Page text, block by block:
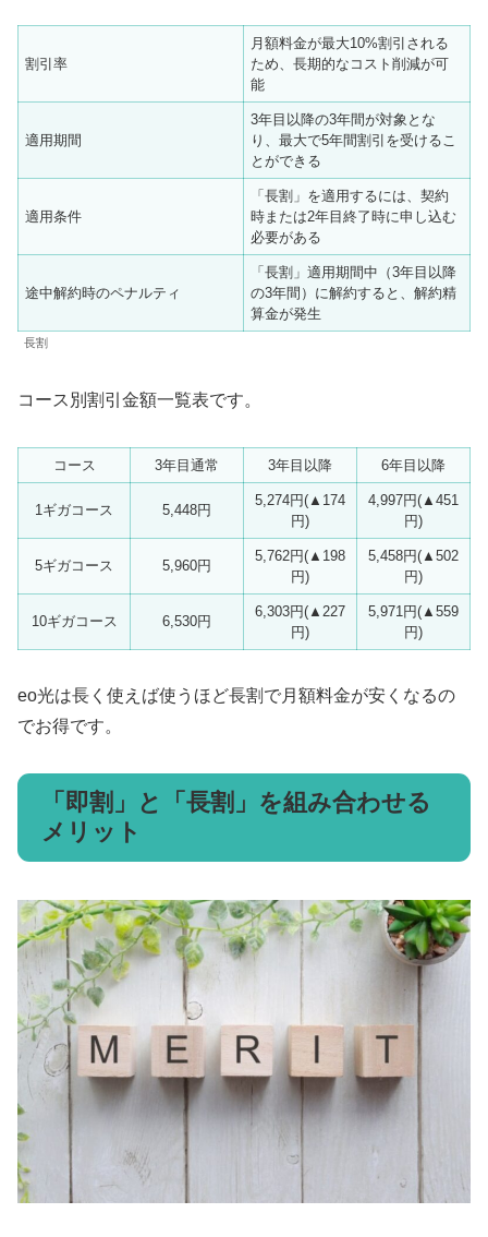
割引率
月額料金が最大10%割引される
ため、長期的なコスト削減が可
能
適用期間
3年目以降の3年間が対象とな
り、最大で5年間割引を受けるこ
とができる
適用条件
「長割」を適用するには、契約
時または2年目終了時に申し込む
必要がある
途中解約時のペナルティ
「長割」適用期間中（3年目以降
の3年間）に解約すると、解約精
算金が発生
長割
コース別割引金額一覧表です。
コース 3年目通常 3年目以降 6年目以降
1ギガコース 5,448円
5,274円(▲174
円)
4,997円(▲451
円)
5ギガコース 5,960円
5,762円(▲198
円)
5,458円(▲502
円)
10ギガコース 6,530円
6,303円(▲227
円)
5,971円(▲559
円)
eo光は長く使えば使うほど長割で月額料金が安くなるの
でお得です。
「即割」と「長割」を組み合わせる
メリット